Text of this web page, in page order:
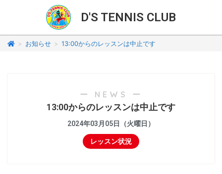
D'S TENNIS CLUB
> お知らせ > 13:00からのレッスンは中止です
ー NEWS ー
13:00からのレッスンは中止です
2024年03月05日（火曜日）
レッスン状況